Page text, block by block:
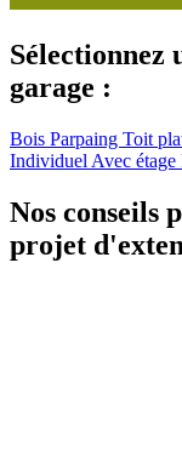
Sélectionnez
garage :
Bois Parpaing Toit
Individuel Avec étage
Nos conseils
projet